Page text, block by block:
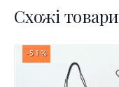
Схожі товари
-51%